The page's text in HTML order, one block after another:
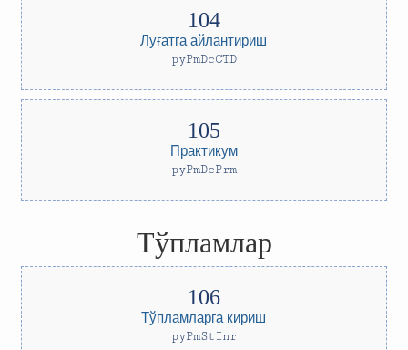
Луғатга айлантириш
pyPmDcCTD
Практикум
pyPmDcPrm
Тўпламлар
Тўпламларга кириш
pyPmStInr